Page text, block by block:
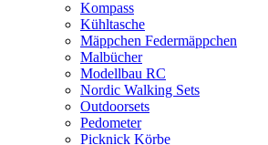
Kompass
Kühltasche
Mäppchen Federmäppchen
Malbücher
Modellbau RC
Nordic Walking Sets
Outdoorsets
Pedometer
Picknick Körbe